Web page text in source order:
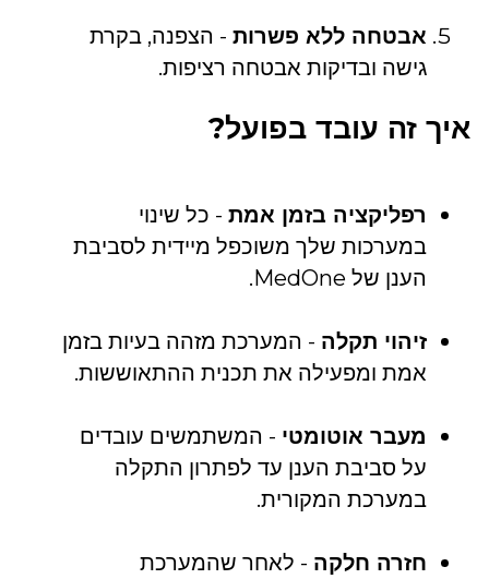
אבטחה ללא פשרות- הצפנה, בקרת
גישה ובדיקות אבטחה רציפות.
איך זה עובד בפועל?
רפליקציה בזמן אמת- כל שינוי
במערכות שלך משוכפל מיידית לסביבת
הענן של MedOne.
זיהוי תקלה - המערכת מזהה בעיות בזמן
אמת ומפעילה את תכנית ההתאוששות.
מעבר אוטומטי - המשתמשים עובדים
על סביבת הענן עד לפתרון התקלה
במערכת המקורית.
חזרה חלקה - לאחר שהמערכת